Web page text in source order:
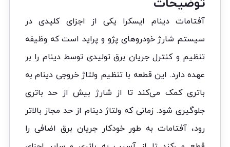
توضیحات
آفتامات دینام ایسکرا یکی از اجزای کلیدی در
سیستم شارژ خودروهای پژو و پراید است که وظیفه
تنظیم و کنترل جریان برق تولیدی توسط دینام را بر
عهده دارد. این قطعه با تنظیم ولتاژ خروجی دینام به
باتری کمک می‌کند تا از شارژ بیش از حد باتری
جلوگیری شود. زمانی که ولتاژ دینام از حد مجاز بالاتر
رود، آفتامات به طور خودکار جریان برق اضافی را